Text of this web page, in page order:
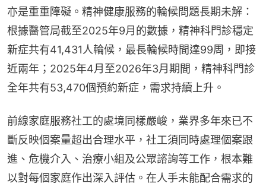
亦是重重障礙。精神健康服務的輪候問題長期未解：
根據醫管局截至2025年9月的數據，精神科門診穩定
新症共有41,431人輪候，最長輪候時間達99周，即接
近兩年；2025年4月至2026年3月期間，精神科門診
全年共有53,470個預約新症，需求持續上升。
前線家庭服務社工的處境同樣嚴峻，業界多年來已不
斷反映個案量超出合理水平，社工須同時處理個案跟
進、危機介入、治療小組及公眾諮詢等工作，根本難
以對每個家庭作出深入評估。在人手未能配合需求的